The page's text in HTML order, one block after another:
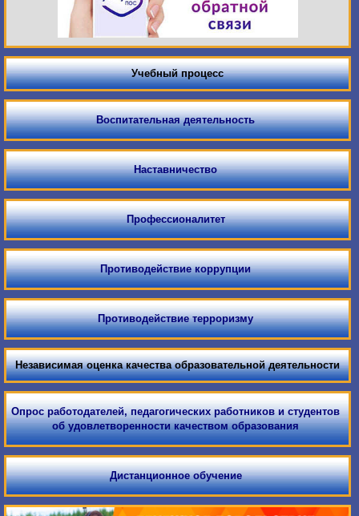
Учебный процесс
Воспитательная деятельность
Наставничество
Профессионалитет
Противодействие коррупции
Противодействие терроризму
Независимая оценка качества образовательной деятельности
Опрос работодателей, педагогических работников и студентов
об удовлетворенности качеством образования
Дистанционное обучение